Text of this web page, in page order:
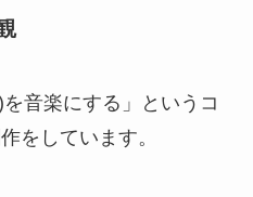
音楽にする」というコ
をしています。